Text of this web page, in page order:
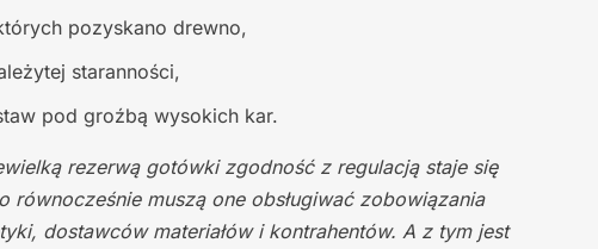
pozyskano drewno,
staranności,
pod groźbą wysokich kar.
rezerwą gotówki zgodność z regulacją staje się
równocześnie muszą one obsługiwać zobowiązania
dostawców materiałów i kontrahentów. A z tym jest